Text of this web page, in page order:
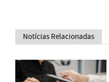
Notícias Relacionadas